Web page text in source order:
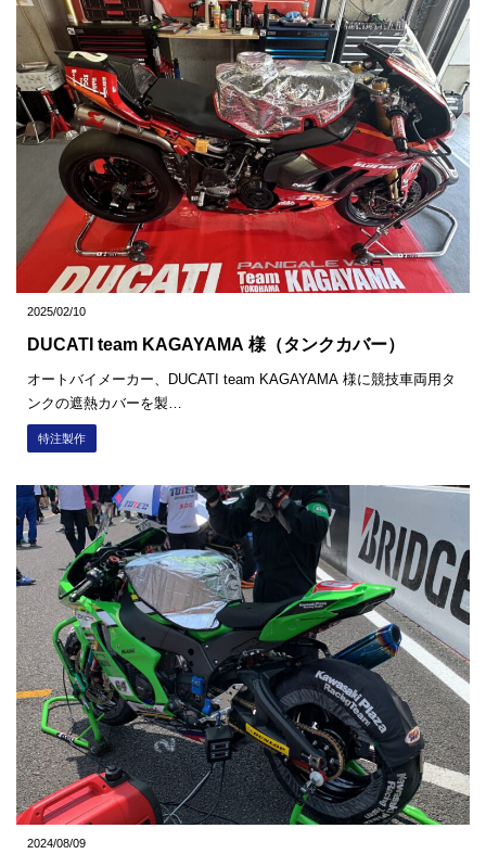
2025/02/10
DUCATI team KAGAYAMA 様（タンクカバー）
オートバイメーカー、DUCATI team KAGAYAMA 様に競技車両用タ
ンクの遮熱カバーを製…
特注製作
2024/08/09